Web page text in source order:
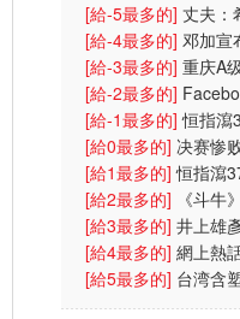
[給-5最多的] 丈夫：
叫我总裁先
[給-4最多的] 邓加宣
人含恨离
[給-3最多的] 重庆A
[給-2最多的]
功能
[給-1最多的]恒指瀉
央放水無
[給0最多的] 决赛惨
倒奥运会
[給1最多的]恒指瀉
央放水無
[給2最多的]
《斗牛
戏受伤一
[給3最多的] 井上雄
運
[給4最多的] 網上熱
網民：為兩蚊
[給5最多的] 台湾含
量约五六